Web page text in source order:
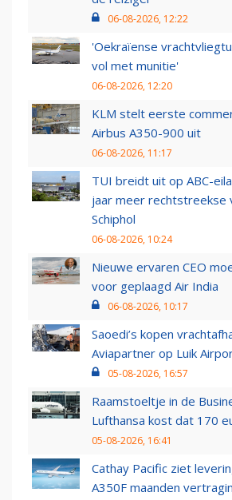
06-08-2026, 12:22
'Oekraïense
vol met munitie'
06-08-2026, 12:20
KLM stelt eerste
Airbus A350-900 uit
06-08-2026, 11:17
TUI breidt uit op ABC-
jaar meer rechtstreekse
Schiphol
06-08-2026, 10:24
Nieuwe ervaren CEO
voor geplaagd Air India
06-08-2026, 10:17
Saoedi’s kopen
Aviapartner op Luik
05-08-2026, 16:57
Raamstoeltje in de
Lufthansa kost dat 170
05-08-2026, 16:41
Cathay Pacific ziet
A350F maanden